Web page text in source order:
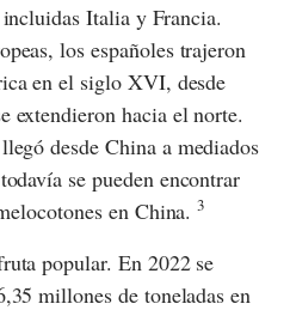
Italia y Francia.
los españoles trajeron
en el siglo XVI, desde
extendieron hacia el norte.
desde China a mediados
se pueden encontrar
en China.3
popular. En 2022 se
millones de toneladas en